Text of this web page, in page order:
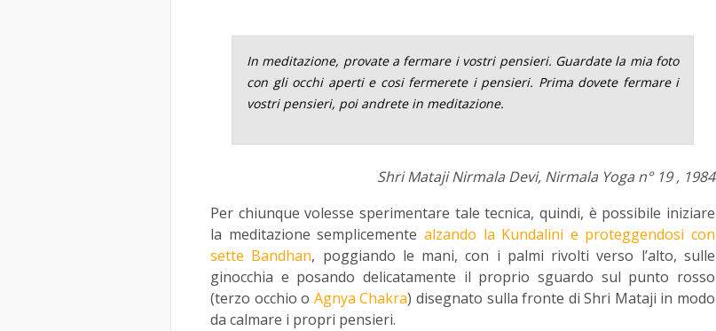
In meditazione, provate a fermare i vostri pensieri. Guardate la mia foto
con gli occhi aperti e cosi fermerete i pensieri. Prima dovete fermare i
vostri pensieri, poi andrete in meditazione.
Shri Mataji Nirmala Devi, Nirmala Yoga n° 19 , 1984
Per chiunque volesse sperimentare tale tecnica, quindi, è possibile iniziare
la meditazione semplicemente alzando la Kundalini e proteggendosi con
sette Bandhan, poggiando le mani, con i palmi rivolti verso l’alto, sulle
ginocchia e posando delicatamente il proprio sguardo sul punto rosso
(terzo occhio o Agnya Chakra) disegnato sulla fronte di Shri Mataji in modo
da calmare i propri pensieri.